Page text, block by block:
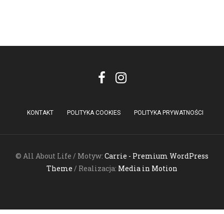
KONTAKT POLITYKA COOKIES POLITYKA PRYWATNOŚCI
© All About Life / Motyw: Carrie - Premium WordPress
Theme / Realizacja: Media in Motion